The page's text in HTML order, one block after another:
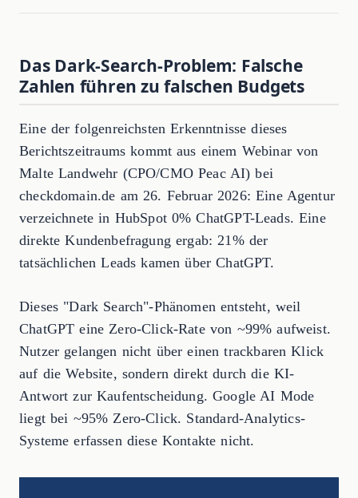
Das Dark-Search-Problem: Falsche
Zahlen führen zu falschen Budgets
Eine der folgenreichsten Erkenntnisse dieses
Berichtszeitraums kommt aus einem Webinar von
Malte Landwehr (CPO/CMO Peac AI) bei
checkdomain.de am 26. Februar 2026: Eine Agentur
verzeichnete in HubSpot 0% ChatGPT-Leads. Eine
direkte Kundenbefragung ergab: 21% der
tatsächlichen Leads kamen über ChatGPT.
Dieses "Dark Search"-Phänomen entsteht, weil
ChatGPT eine Zero-Click-Rate von ~99% aufweist.
Nutzer gelangen nicht über einen trackbaren Klick
auf die Website, sondern direkt durch die KI-
Antwort zur Kaufentscheidung. Google AI Mode
liegt bei ~95% Zero-Click. Standard-Analytics-
Systeme erfassen diese Kontakte nicht.